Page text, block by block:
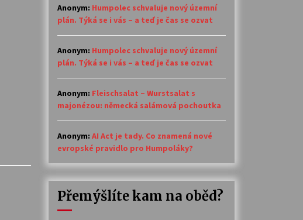
Anonym: Humpolec schvaluje nový územní
plán. Týká se i vás – a teď je čas se ozvat
Anonym: Humpolec schvaluje nový územní
plán. Týká se i vás – a teď je čas se ozvat
Anonym: Fleischsalat – Wurstsalat s
majonézou: německá salámová pochoutka
Anonym: AI Act je tady. Co znamená nové
evropské pravidlo pro Humpoláky?
Přemýšlíte kam na oběd?